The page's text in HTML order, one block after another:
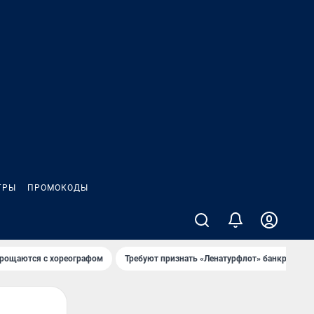
ПРОМОКОДЫ
с хореографом Требуют признать «Ленатурфлот» банкротом